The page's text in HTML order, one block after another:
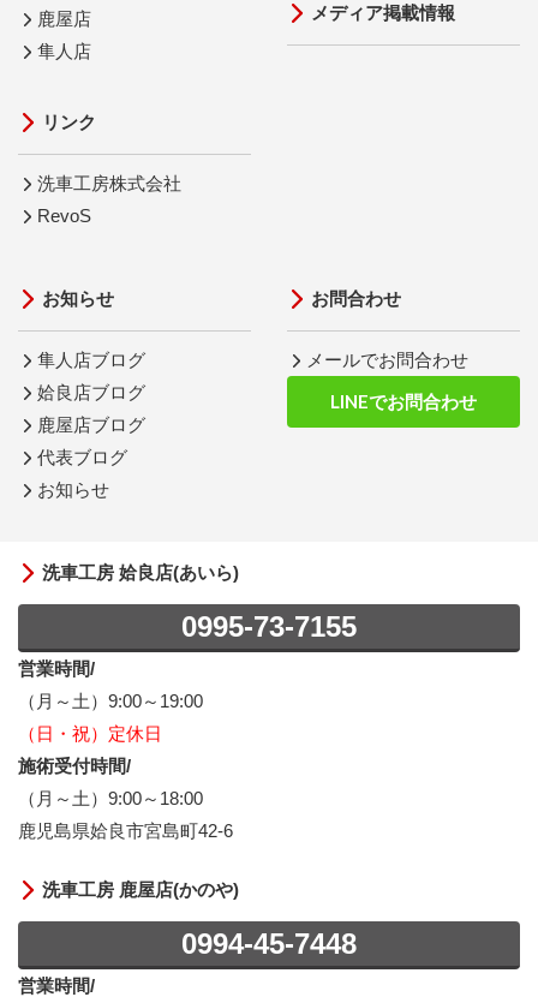
鹿屋店
隼人店
リンク
洗車工房株式会社
RevoS
メディア掲載情報
お知らせ
隼人店ブログ
姶良店ブログ
鹿屋店ブログ
代表ブログ
お知らせ
お問合わせ
メールでお問合わせ
LINEでお問合わせ
洗車工房 姶良店(あいら)
0995-73-7155
営業時間/
（月～土）9:00～19:00
（日・祝）定休日
施術受付時間/
（月～土）9:00～18:00
鹿児島県姶良市宮島町42-6
洗車工房 鹿屋店(かのや)
0994-45-7448
営業時間/